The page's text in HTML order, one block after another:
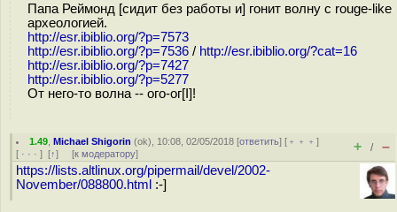
Папа Реймонд [сидит без работы и] гонит волну с rouge-like
археологией.
http://esr.ibiblio.org/?p=7573
http://esr.ibiblio.org/?p=7536 / http://esr.ibiblio.org/?cat=16
http://esr.ibiblio.org/?p=7427
http://esr.ibiblio.org/?p=5277
От него-то волна -- ого-ог[I]!
1.49 ,Michael Shigorin (ok), 10:08, 02/05/2018 [ответить] [ ﹢﹢﹢]
[ · · · ] [↑] [к модератору] + / –
https://lists.altlinux.org/pipermail/devel/2002-
November/088800.html :-]